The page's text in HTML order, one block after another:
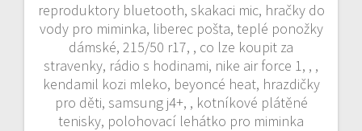
reproduktory bluetooth, skakaci mic, hračky do
vody pro miminka, liberec pošta, teplé ponožky
dámské, 215/50 r17, , co lze koupit za
stravenky, rádio s hodinami, nike air force 1, , ,
kendamil kozi mleko, beyoncé heat, hrazdičky
pro děti, samsung j4+, , kotníkové plátěné
tenisky, polohovací lehátko pro miminka